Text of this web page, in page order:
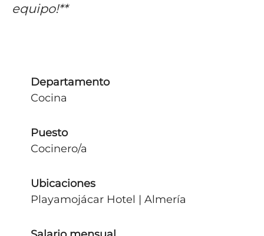
equipo!**
Departamento
Cocina
Puesto
Cocinero/a
Ubicaciones
Playamojácar Hotel | Almería